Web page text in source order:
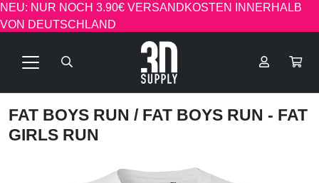
NEU: NUR NOCH 3.90€ VERSANDKOSTEN INNERHALB
VON DEUTSCHLAND
FAT BOYS RUN / FAT BOYS RUN - FAT
GIRLS RUN